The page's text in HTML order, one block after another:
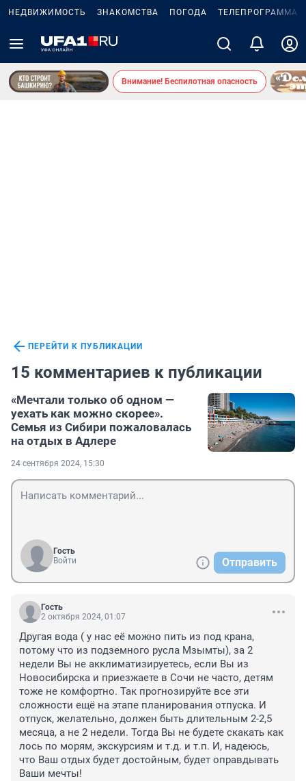
НЕДВИЖИМОСТЬ ЗНАКОМСТВА ПОГОДА ТЕЛЕПРОГРАММА
Внимание! Беспилотная опасность
ПЕРЕЙТИ К ПУБЛИКАЦИИ
15 комментариев к публикации
«Мечтали только об одном —
уехать как можно скорее».
Семья из Сибири пожаловалась
на отдых в Адлере
24 сентября 2024, 15:30
Гость
Войти
Отправить
Гость
2 октября 2024, 01:07
Другая вода ( у нас её можно пить из под крана,
потому что из подземного русла Мзымты), за 2
недели Вы не акклиматизируетесь, если Вы из
Новосибирска и приезжаете в Сочи не часто, детям
тоже не комфортно. Так прогнозируйте все эти
сложности ещё на этапе планирования отпуска. И
отпуск, желательно, должен быть длительным 2-2,5
месяца, а не 2 недели. Тогда Вы не будете скакать как
лось по морям, экскурсиям и т.д. и т.п. И, надеюсь,
что Ваш отдых будет достойным, будет оправдывать
Ваши мечты!